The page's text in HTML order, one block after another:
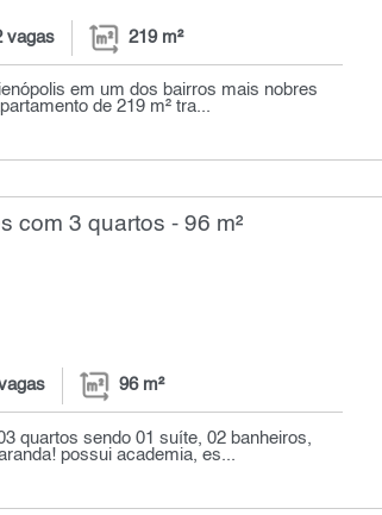
vagas 219 m²
em um dos bairros mais nobres
de 219 m² tra...
com 3 quartos - 96 m²
96 m²
quartos sendo 01 suíte, 02 banheiros,
possui academia, es...